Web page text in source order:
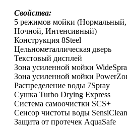
Свойства:
5 режимов мойки
Ночной, Интенсивный)
Конструкция 8Steel
Цельнометаллическая дверь
Текстовый дисплей
Зона усиленной мойки
Зона усиленной мойки
Распределение воды 7Spray
Сушка Turbo Drying Express
Система самоочистки SCS+
Сенсор чистоты воды SensiClean
Защита от протечек AquaSafe